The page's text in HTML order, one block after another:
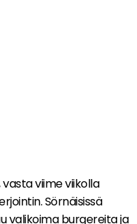
viime viikolla
Sörnäisissä
valikoima burgereita ja